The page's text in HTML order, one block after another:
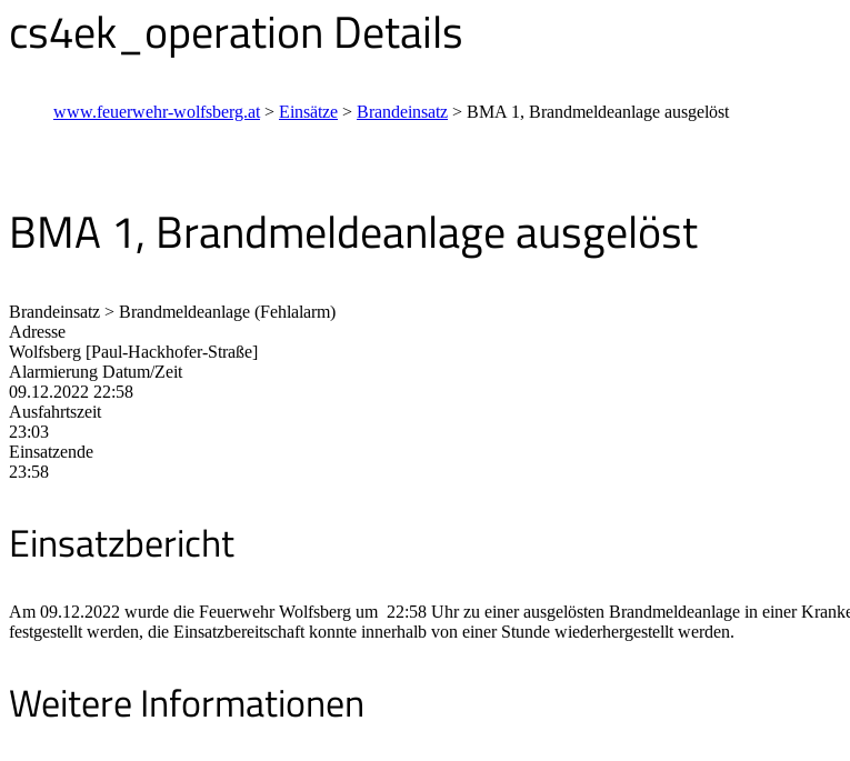
cs4ek_operation Details
www.feuerwehr-wolfsberg.at > Einsätze > Brandeinsatz > BMA 1, Brandmeldeanlage ausgelöst
BMA 1, Brandmeldeanlage ausgelöst
Brandeinsatz > Brandmeldeanlage (Fehlalarm)
Adresse
Wolfsberg [Paul-Hackhofer-Straße]
Alarmierung Datum/Zeit
09.12.2022 22:58
Ausfahrtszeit
23:03
Einsatzende
23:58
Einsatzbericht
Am 09.12.2022 wurde die Feuerwehr Wolfsberg um 22:58 Uhr zu einer ausgelösten Brandmeldeanlage in einer
festgestellt werden, die Einsatzbereitschaft konnte innerhalb von einer Stunde wiederhergestellt werden.
Weitere Informationen